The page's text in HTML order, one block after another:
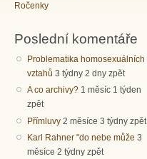
Ročenky
Poslední komentáře
Problematika homosexuálních
vztahů 3 týdny 2 dny zpět
A co archivy? 1 měsíc 1 týden
zpět
Přímluvy 2 měsíce 3 týdny zpět
Karl Rahner "do nebe může 3
měsíce 2 týdny zpět